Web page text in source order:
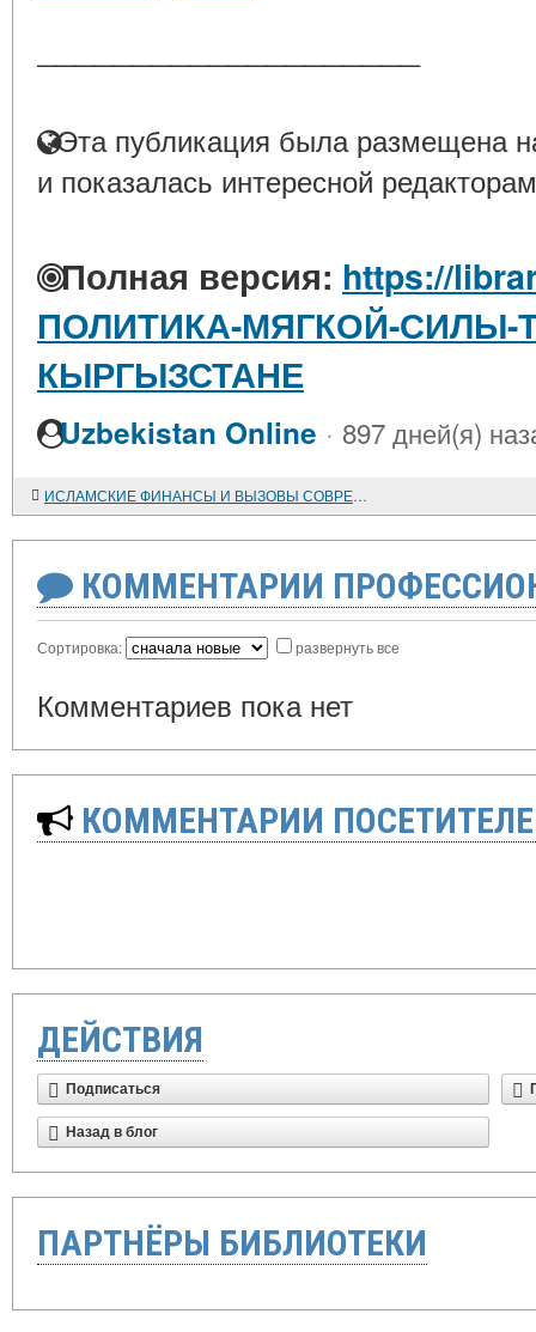
Эта публикация была размещена
и показалась интересной
Полная версия: https://
ПОЛИТИКА-МЯГКОЙ-СИЛЫ-
КЫРГЫЗСТАНЕ
Uzbekistan Online · 897 дней(я)
ИСЛАМСКИЕ ФИНАНСЫ И ВЫЗОВЫ СОВРЕМЕННОСТИ
КОММЕНТАРИИ
Сортировка: развернуть все
Комментариев пока нет
КОММЕНТАРИИ
ДЕЙСТВИЯ
Подписаться
Назад в блог
ПАРТНЁРЫ БИБЛИОТЕКИ